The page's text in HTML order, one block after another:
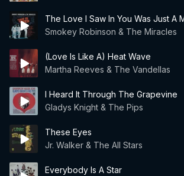
The Love I Saw In You Was Just A
Smokey Robinson & The Miracles
(Love Is Like A) Heat Wave
Martha Reeves & The Vandellas
I Heard It Through The Grapevine
Gladys Knight & The Pips
These Eyes
Jr. Walker & The All Stars
Everybody Is A Star